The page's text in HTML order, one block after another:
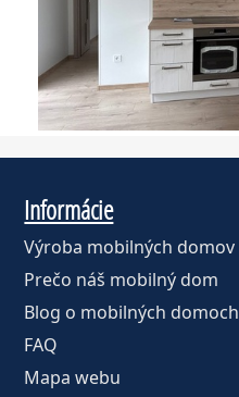
Informácie
Výroba mobilných domov
Prečo náš mobilný dom
Blog o mobilných domoch
FAQ
Mapa webu